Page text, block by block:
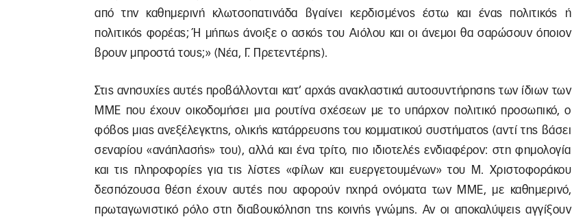
από την καθημερινή κλωτσοπατινάδα βγαίνει κερδισμένος έστω και ένας πολιτικός ή
πολιτικός φορέας; Ή μήπως άνοιξε ο ασκός του Αιόλου και οι άνεμοι θα σαρώσουν όποιον
βρουν μπροστά τους;» (Νέα, Γ. Πρετεντέρης).
Στις ανησυχίες αυτές προβάλλονται κατ’ αρχάς ανακλαστικά αυτοσυντήρησης των ίδιων των
ΜΜΕ που έχουν οικοδομήσει μια ρουτίνα σχέσεων με το υπάρχον πολιτικό προσωπικό, ο
φόβος μιας ανεξέλεγκτης, ολικής κατάρρευσης του κομματικού συστήματος (αντί της βάσει
σεναρίου «ανάπλασής» του), αλλά και ένα τρίτο, πιο ιδιοτελές ενδιαφέρον: στη φημολογία
και τις πληροφορίες για τις λίστες «φίλων και ευεργετουμένων» του Μ. Χριστοφοράκου
δεσπόζουσα θέση έχουν αυτές που αφορούν ηχηρά ονόματα των ΜΜΕ, με καθημερινό,
πρωταγωνιστικό ρόλο στη διαβουκόληση της κοινής γνώμης. Αν οι αποκαλύψεις αγγίξουν